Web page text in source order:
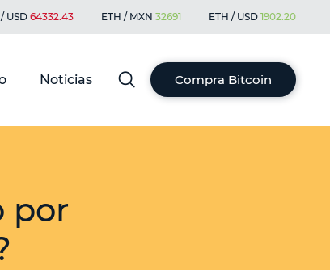
USD 64332.43 ETH / MXN 32691 ETH / USD 1902.20
Noticias Compra Bitcoin
por